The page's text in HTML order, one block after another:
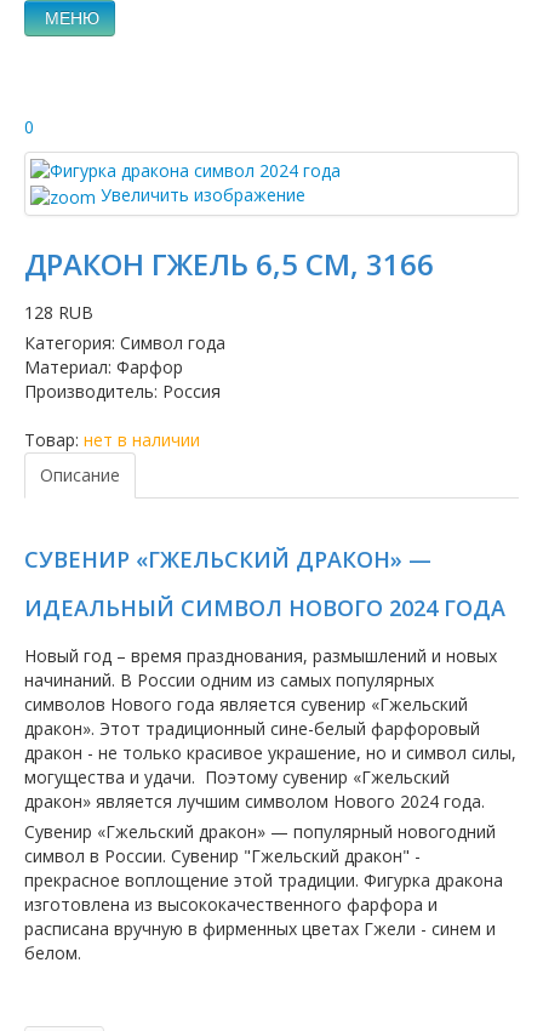
МЕНЮ
0
Увеличить изображение
ДРАКОН ГЖЕЛЬ 6,5 СМ, 3166
128 RUB
Категория: Символ года
Материал: Фарфор
Производитель: Россия
Товар: нет в наличии
Описание
СУВЕНИР «ГЖЕЛЬСКИЙ ДРАКОН» —
ИДЕАЛЬНЫЙ СИМВОЛ НОВОГО 2024 ГОДА
Новый год – время празднования, размышлений и новых
начинаний. В России одним из самых популярных
символов Нового года является сувенир «Гжельский
дракон». Этот традиционный сине-белый фарфоровый
дракон - не только красивое украшение, но и символ силы,
могущества и удачи. Поэтому сувенир «Гжельский
дракон» является лучшим символом Нового 2024 года.
Сувенир «Гжельский дракон» — популярный новогодний
символ в России. Сувенир "Гжельский дракон" -
прекрасное воплощение этой традиции. Фигурка дракона
изготовлена ​​из высококачественного фарфора и
расписана вручную в фирменных цветах Гжели - синем и
белом.